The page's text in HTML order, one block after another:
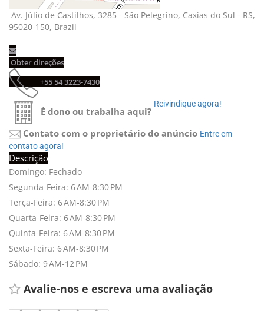
Av. Júlio de Castilhos, 3285 - São Pelegrino, Caxias do Sul - RS,
95020-150, Brazil
Obter direções
+55 54 3223-7430
É dono ou trabalha aqui?
Reivindique agora!
Contato com o proprietário do anúncio Entre em
contato agora!
Descrição
Domingo: Fechado
Segunda-Feira: 6 AM-8:30 PM
Terça-Feira: 6 AM-8:30 PM
Quarta-Feira: 6 AM-8:30 PM
Quinta-Feira: 6 AM-8:30 PM
Sexta-Feira: 6 AM-8:30 PM
Sábado: 9 AM-12 PM
Avalie-nos e escreva uma avaliação